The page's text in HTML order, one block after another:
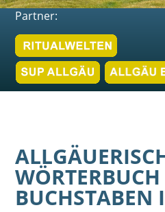
Partner:
BUCHSTABEN I